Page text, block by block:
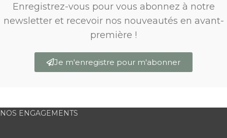
Enregistrez-vous pour vous abonnez à notre
newsletter et recevoir nos nouveautés en avant-
première !
Je m'enregistre pour m'abonner
NOS ENGAGEMENTS